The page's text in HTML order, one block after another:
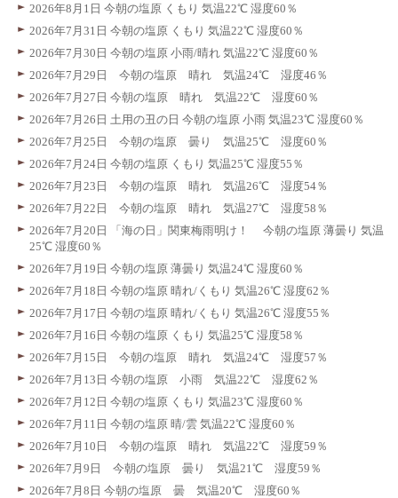
2026年8月1日 今朝の塩原 くもり 気温22℃ 湿度60％
2026年7月31日 今朝の塩原 くもり 気温22℃ 湿度60％
2026年7月30日 今朝の塩原 小雨/晴れ 気温22℃ 湿度60％
2026年7月29日 今朝の塩原 晴れ 気温24℃ 湿度46％
2026年7月27日 今朝の塩原 晴れ 気温22℃ 湿度60％
2026年7月26日 土用の丑の日 今朝の塩原 小雨 気温23℃ 湿度60％
2026年7月25日 今朝の塩原 曇り 気温25℃ 湿度60％
2026年7月24日 今朝の塩原 くもり 気温25℃ 湿度55％
2026年7月23日 今朝の塩原 晴れ 気温26℃ 湿度54％
2026年7月22日 今朝の塩原 晴れ 気温27℃ 湿度58％
2026年7月20日 「海の日」関東梅雨明け！ 今朝の塩原 薄曇り 気温
25℃ 湿度60％
2026年7月19日 今朝の塩原 薄曇り 気温24℃ 湿度60％
2026年7月18日 今朝の塩原 晴れ/くもり 気温26℃ 湿度62％
2026年7月17日 今朝の塩原 晴れ/くもり 気温26℃ 湿度55％
2026年7月16日 今朝の塩原 くもり 気温25℃ 湿度58％
2026年7月15日 今朝の塩原 晴れ 気温24℃ 湿度57％
2026年7月13日 今朝の塩原 小雨 気温22℃ 湿度62％
2026年7月12日 今朝の塩原 くもり 気温23℃ 湿度60％
2026年7月11日 今朝の塩原 晴/雲 気温22℃ 湿度60％
2026年7月10日 今朝の塩原 晴れ 気温22℃ 湿度59％
2026年7月9日 今朝の塩原 曇り 気温21℃ 湿度59％
2026年7月8日 今朝の塩原 曇 気温20℃ 湿度60％